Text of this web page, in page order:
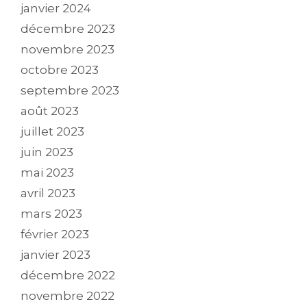
janvier 2024
décembre 2023
novembre 2023
octobre 2023
septembre 2023
août 2023
juillet 2023
juin 2023
mai 2023
avril 2023
mars 2023
février 2023
janvier 2023
décembre 2022
novembre 2022